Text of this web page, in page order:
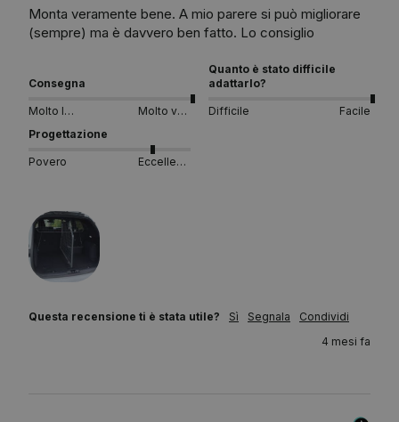
Monta veramente bene. A mio parere si può migliorare
(sempre) ma è davvero ben fatto. Lo consiglio
Consegna
Molto lento Molto veloce
Quanto è stato difficile
adattarlo?
Difficile
Facile
Progettazione
Povero Eccellente
Questa recensione ti è stata utile? Sì Segnala
Condividi
4 mesi fa